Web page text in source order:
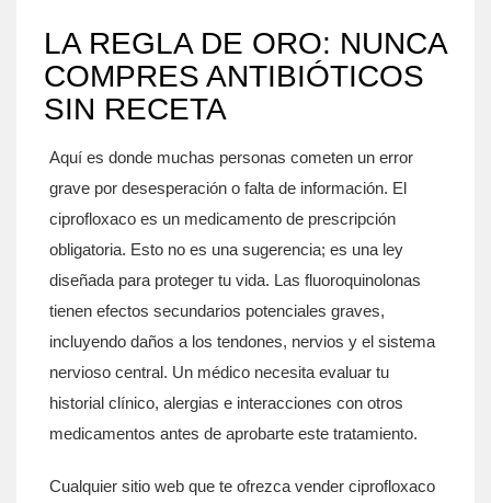
LA REGLA DE ORO: NUNCA
COMPRES ANTIBIÓTICOS
SIN RECETA
Aquí es donde muchas personas cometen un error
grave por desesperación o falta de información. El
ciprofloxaco es un medicamento de prescripción
obligatoria. Esto no es una sugerencia; es una ley
diseñada para proteger tu vida. Las fluoroquinolonas
tienen efectos secundarios potenciales graves,
incluyendo daños a los tendones, nervios y el sistema
nervioso central. Un médico necesita evaluar tu
historial clínico, alergias e interacciones con otros
medicamentos antes de aprobarte este tratamiento.
Cualquier sitio web que te ofrezca vender ciprofloxaco